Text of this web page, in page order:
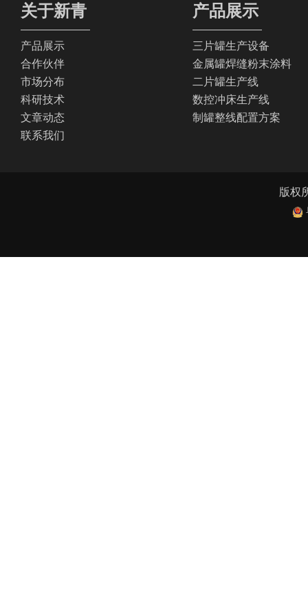
关于新青
产品展示
合作伙伴
市场分布
科研技术
文章动态
联系我们
产品展示
三片罐生产设备
金属罐焊缝粉末涂料
二片罐生产线
数控冲床生产线
制罐整线配置方案
版权